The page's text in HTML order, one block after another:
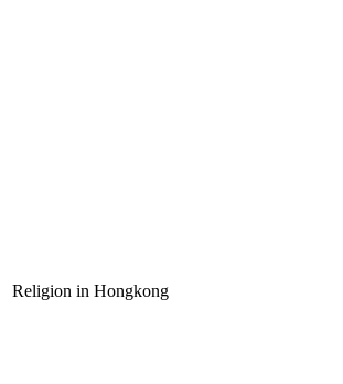
Religion in Hongkong